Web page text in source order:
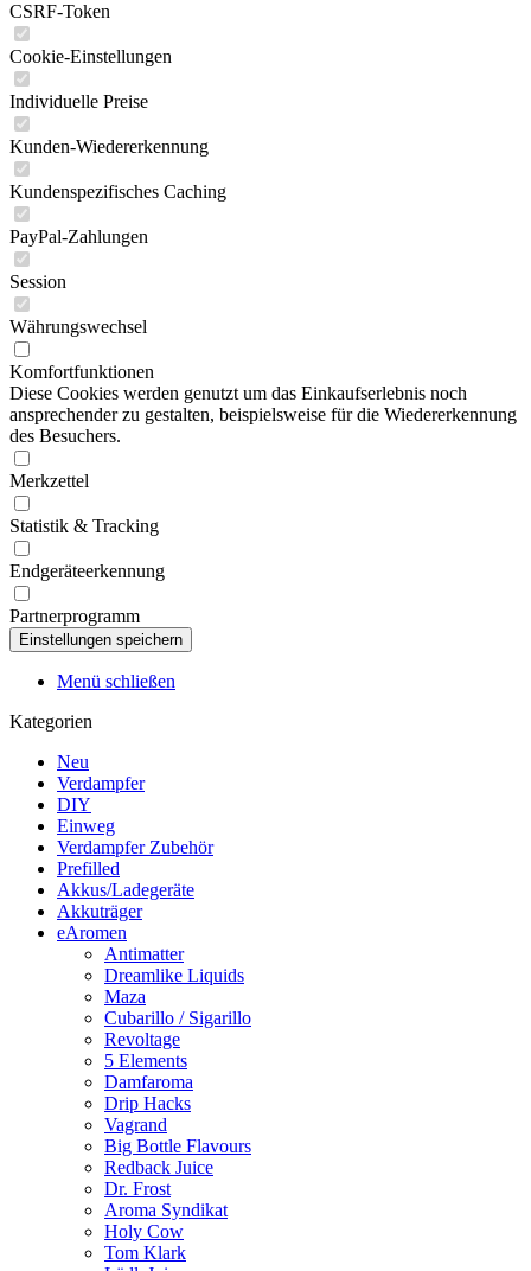
CSRF-Token
Cookie-Einstellungen
Individuelle Preise
Kunden-Wiedererkennung
Kundenspezifisches Caching
PayPal-Zahlungen
Session
Währungswechsel
Komfortfunktionen
Diese Cookies werden genutzt um das Einkaufserlebnis noch
ansprechender zu gestalten, beispielsweise für die Wiedererkennung
des Besuchers.
Merkzettel
Statistik & Tracking
Endgeräteerkennung
Partnerprogramm
Menü schließen
Kategorien
Neu
Verdampfer
DIY
Einweg
Verdampfer Zubehör
Prefilled
Akkus/Ladegeräte
Akkuträger
eAromen
Antimatter
Dreamlike Liquids
Maza
Cubarillo / Sigarillo
Revoltage
5 Elements
Damfaroma
Drip Hacks
Vagrand
Big Bottle Flavours
Redback Juice
Dr. Frost
Aroma Syndikat
Holy Cow
Tom Klark